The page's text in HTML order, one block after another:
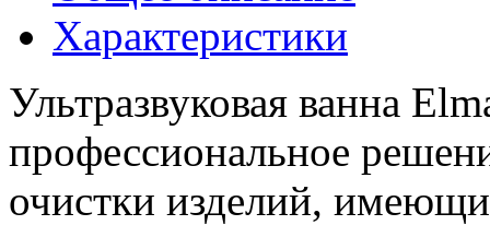
Характеристики
Ультразвуковая ванна
профессиональное
очистки изделий,